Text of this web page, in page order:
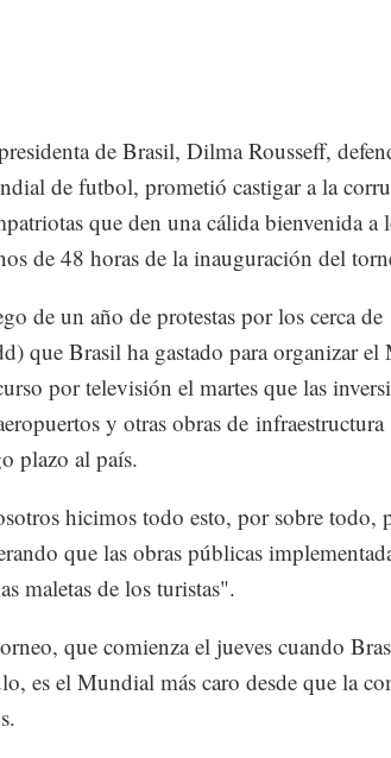
de Brasil, Dilma Rousseff,
de futbol, prometió castigar a la
que den una cálida bienvenida a
de 48 horas de la inauguración del
de un año de protestas por los cerca
que Brasil ha gastado para organizar
por televisión el martes que las
y otras obras de
plazo al país.
hicimos todo esto, por sobre todo,
que las obras públicas
maletas de los turistas".
que comienza el jueves cuando
es el Mundial más caro desde que la